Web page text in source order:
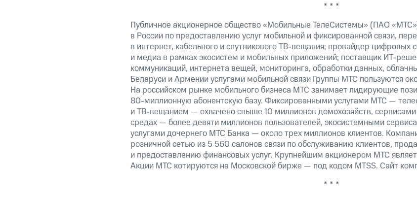
* * *
Публичное акционерное общество «Мобильные ТелеСистемы» (ПАО
в России по предоставлению услуг мобильной и фиксированной связи,
в интернет, кабельного и спутникового ТВ-вещания; провайдер цифровых
и медиа в рамках экосистем и мобильных приложений; поставщик ИТ-
коммуникаций, интернета вещей, мониторинга, обработки данных,
Беларуси и Армении услугами мобильной связи Группы МТС пользуются
На российском рынке мобильного бизнеса МТС занимает лидирующие
80-миллионную абонентскую базу. Фиксированными услугами МТС —
и ТВ-вещанием — охвачено свыше 10 миллионов домохозяйств,
средах — более девяти миллионов пользователей, экосистемными
услугами дочернего МТС Банка — около трех миллионов клиентов.
розничной сетью из 5 560 салонов связи по обслуживанию клиентов,
и предоставлению финансовых услуг. Крупнейшим акционером МТС
Акции МТС котируются на Московской бирже — под кодом MTSS. Сайт
* * *